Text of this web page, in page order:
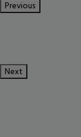
Previous
Next